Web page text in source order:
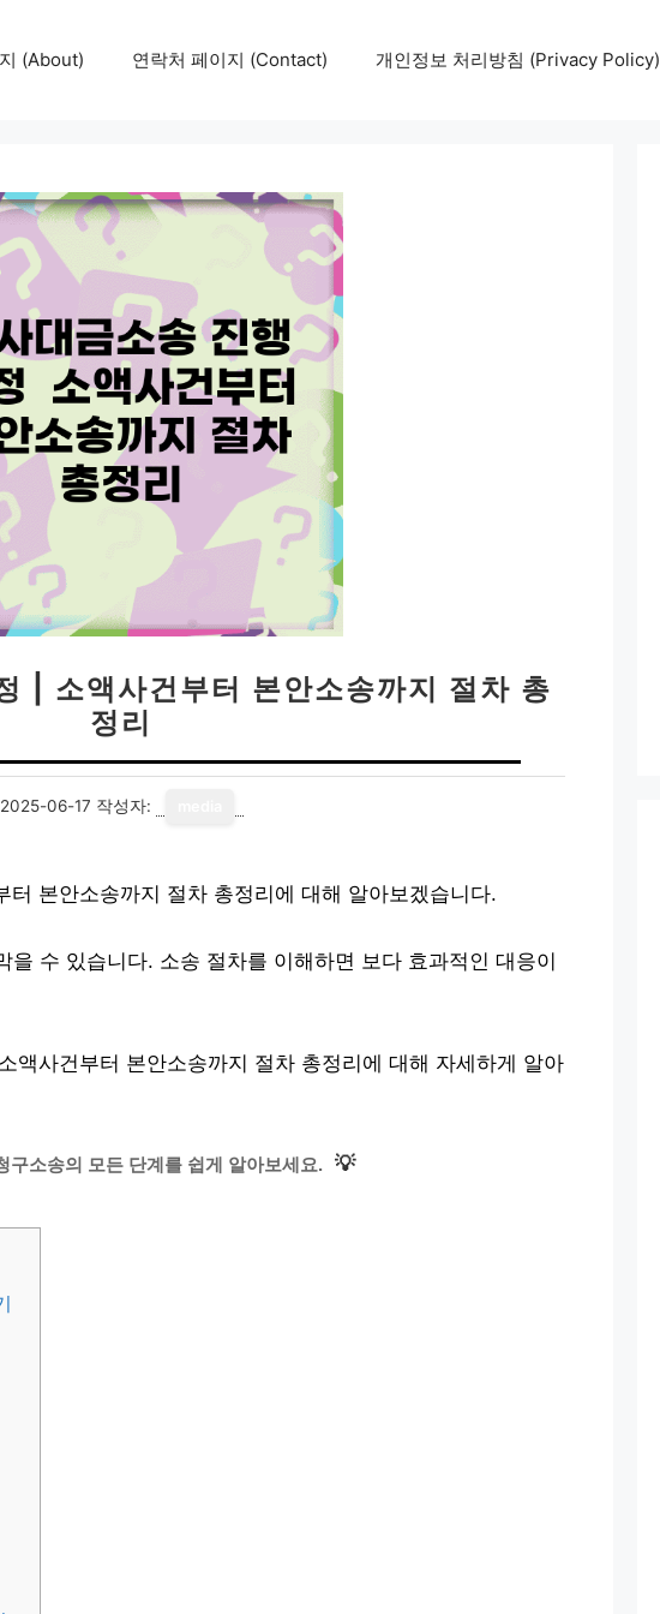
(About) 연락처 페이지 (Contact) 개인정보 처리방침 (Privacy Policy)
| 소액사건부터 본안소송까지 절차 총
정리
2025-06-17 작성자:
터 본안소송까지 절차 총정리에 대해 알아보겠습니다.
을 수 있습니다. 소송 절차를 이해하면 보다 효과적인 대응이
액사건부터 본안소송까지 절차 총정리에 대해 자세하게 알아
구소송의 모든 단계를 쉽게 알아보세요. 💡